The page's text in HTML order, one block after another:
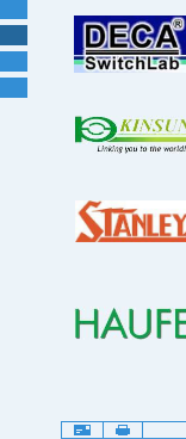
Artikelaktionen